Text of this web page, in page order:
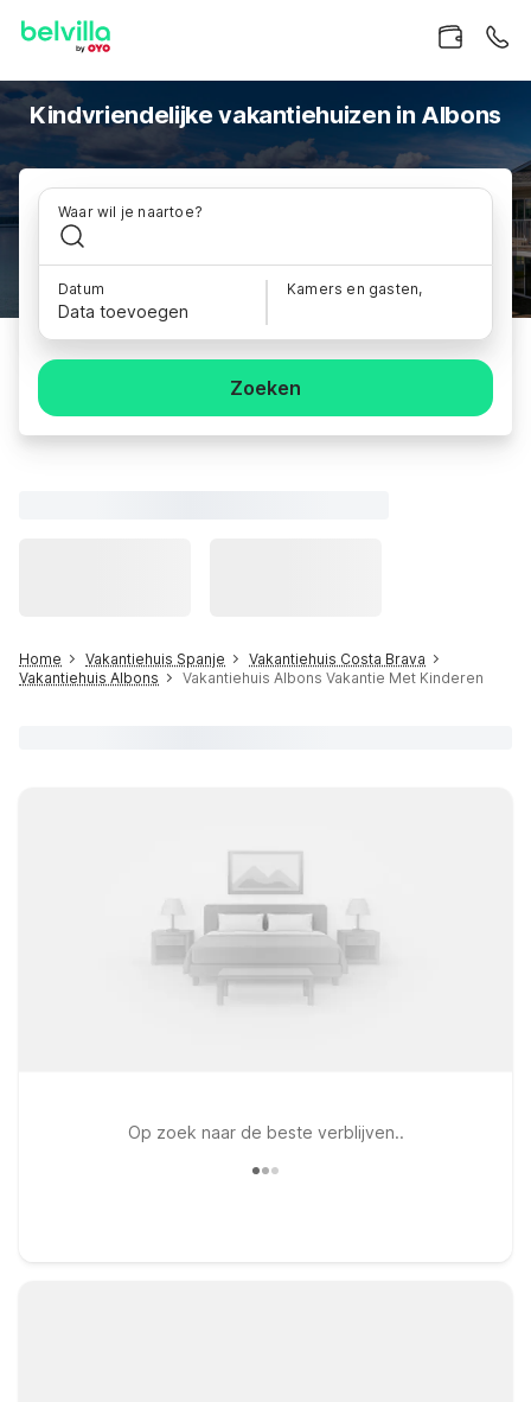
Kindvriendelijke vakantiehuizen in Albons
Waar wil je naartoe?
Datum
Data toevoegen
Kamers en gasten,
Zoeken
Home Vakantiehuis Spanje
Vakantiehuis Costa Brava
Vakantiehuis Albons
Vakantiehuis Albons Vakantie Met Kinderen
Op zoek naar de beste verblijven..